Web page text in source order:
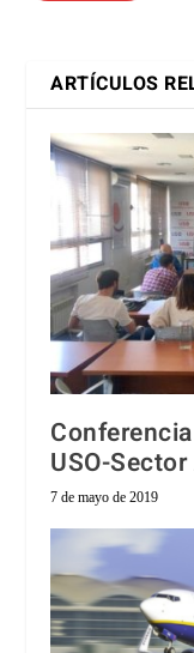
ARTÍCULOS
USO-
7 de mayo de 2019